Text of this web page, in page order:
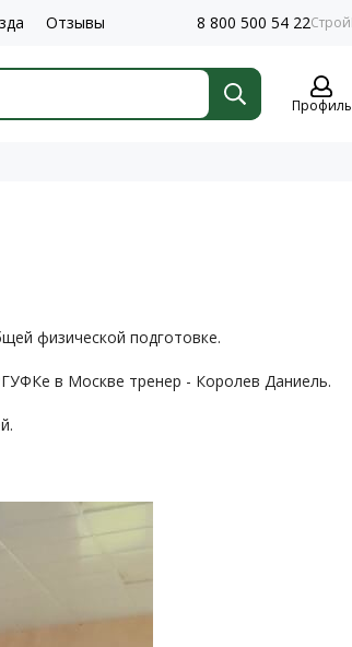
Отзывы 8 800 500 54 22
Профиль
физической подготовке.
в Москве тренер - Королев Даниель.